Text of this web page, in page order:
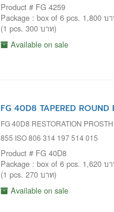
Product # FG 4259
Package : box of 6 pcs. 1,800 บ
(1 pcs. 300 บาท)
Available on sale
FG 40D8 TAPERED
FG 40D8 RESTORATION
855 ISO 806 314 197 514 015
Product # FG 40D8
Package : box of 6 pcs. 1,620 บ
(1 pcs. 270 บาท)
Available on sale